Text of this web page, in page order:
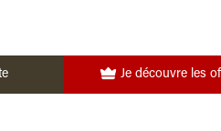
Je